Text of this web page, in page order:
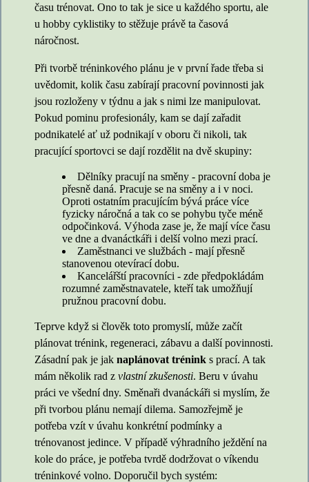
času trénovat. Ono to tak je sice u každého sportu, ale
u hobby cyklistiky to stěžuje právě ta časová
náročnost.
Při tvorbě tréninkového plánu je v první řade třeba si
uvědomit, kolik času zabírají pracovní povinnosti jak
jsou rozloženy v týdnu a jak s nimi lze manipulovat.
Pokud pominu profesionály, kam se dají zařadit
podnikatelé ať už podnikají v oboru či nikoli, tak
pracující sportovci se dají rozdělit na dvě skupiny:
Dělníky pracují na směny - pracovní doba je
přesně daná. Pracuje se na směny a i v noci.
Oproti ostatním pracujícím bývá práce více
fyzicky náročná a tak co se pohybu tyče méně
odpočinková. Výhoda zase je, že mají více času
ve dne a dvanáctkáři i delší volno mezi prací.
Zaměstnanci ve službách - mají přesně
stanovenou otevírací dobu.
Kancelářští pracovníci - zde předpokládám
rozumné zaměstnavatele, kteří tak umožňují
pružnou pracovní dobu.
Teprve když si člověk toto promyslí, může začít
plánovat trénink, regeneraci, zábavu a další povinnosti.
Zásadní pak je jak naplánovat trénink s prací. A tak
mám několik rad z vlastní zkušenosti. Beru v úvahu
práci ve všední dny. Směnaři dvanáckáři si myslím, že
při tvorbou plánu nemají dilema. Samozřejmě je
potřeba vzít v úvahu konkrétní podmínky a
trénovanost jedince. V případě výhradního ježdění na
kole do práce, je potřeba tvrdě dodržovat o víkendu
tréninkové volno. Doporučil bych systém: